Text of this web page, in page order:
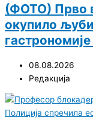
(ФОТО) Прво
окупило
08.08.2026
Редакција